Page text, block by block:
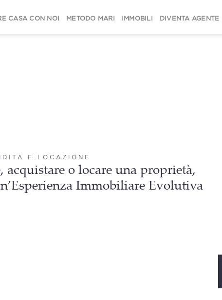
CASA CON NOI METODO MARI IMMOBILI DIVENTA AGENTE
E LOCAZIONE
acquistare o locare una proprietà,
Immobiliare Evolutiva